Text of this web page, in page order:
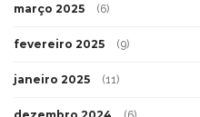
março 2025 (6)
fevereiro 2025 (9)
janeiro 2025 (11)